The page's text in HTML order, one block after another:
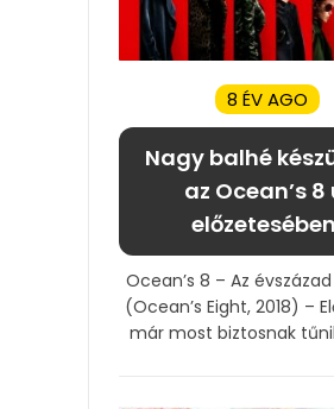
8 ÉV AGO
Nagy balhé
az Ocean’s 8
Ocean’s 8 – Az
(Ocean’s Eight, 2018) –
már most biztosnak